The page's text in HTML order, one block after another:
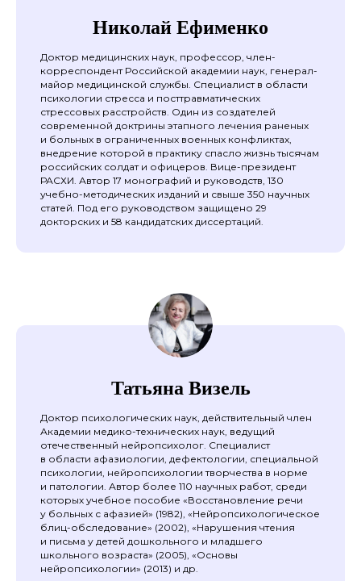
Николай Ефименко
Доктор медицинских наук, профессор, член-
корреспондент Российской академии наук, генерал-
майор медицинской службы. Специалист в области
психологии стресса и посттравматических
стрессовых расстройств. Один из создателей
современной доктрины этапного лечения раненых
и больных в ограниченных военных конфликтах,
внедрение которой в практику спасло жизнь тысячам
российских солдат и офицеров. Вице-президент
РАСХИ. Автор 17 монографий и руководств, 130
учебно-методических изданий и свыше 350 научных
статей. Под его руководством защищено 29
докторских и 58 кандидатских диссертаций.
Татьяна Визель
Доктор психологических наук, действительный член
Академии медико-технических наук, ведущий
отечественный нейропсихолог. Специалист
в области афазиологии, дефектологии, специальной
психологии, нейропсихологии творчества в норме
и патологии. Автор более 110 научных работ, среди
которых учебное пособие «Восстановление речи
у больных с афазией» (1982), «Нейропсихологическое
блиц-обследование» (2002), «Нарушения чтения
и письма у детей дошкольного и младшего
школьного возраста» (2005), «Основы
нейропсихологии» (2013) и др.